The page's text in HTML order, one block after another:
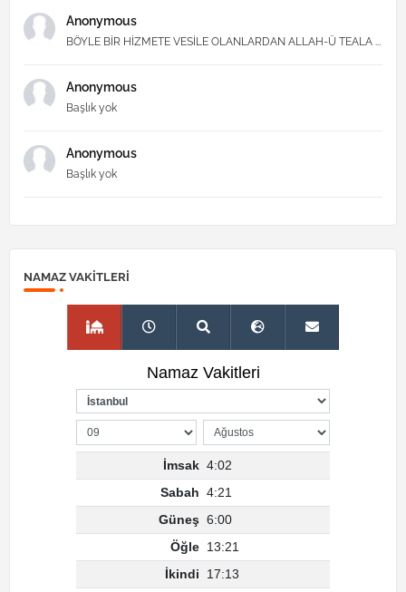
Anonymous
BÖYLE BİR HİZMETE VESİLE OLANLARDAN ALLAH-Ü TEALA ...
Anonymous
Başlık yok
Anonymous
Başlık yok
NAMAZ VAKITLERI